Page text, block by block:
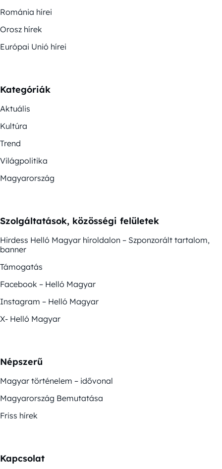
Románia hírei
Orosz hírek
Európai Unió hírei
Kategóriák
Aktuális
Kultúra
Trend
Világpolitika
Magyarország
Szolgáltatások, közösségi felületek
Hirdess Helló Magyar híroldalon – Szponzorált tartalom,
banner
Támogatás
Facebook – Helló Magyar
Instagram – Helló Magyar
X- Helló Magyar
Népszerű
Magyar történelem – idővonal
Magyarország Bemutatása
Friss hírek
Kapcsolat